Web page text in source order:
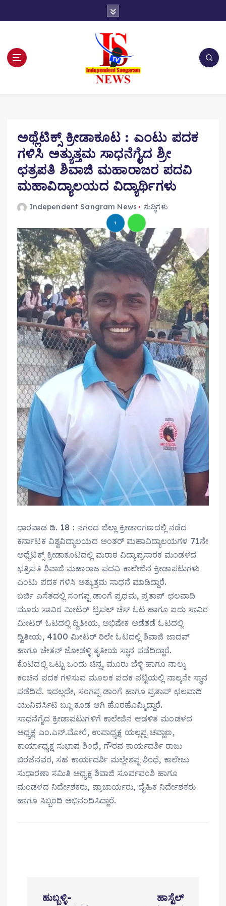
ಅಥ್ಲೆಟಿಕ್ಸ್ ಕ್ರೀಡಾಕೂಟ : ಎಂಟು ಪದಕ
ಗಳಿಸಿ ಅತ್ಯುತ್ತಮ ಸಾಧನೆಗೈದ ಶ್ರೀ
ಛತ್ರಪತಿ ಶಿವಾಜಿ ಮಹಾರಾಜರ ಪದವಿ
ಮಹಾವಿದ್ಯಾಲಯದ ವಿದ್ಯಾರ್ಥಿಗಳು
Independent Sangram News ಸುದ್ಧಿಗಳು
ಧಾರವಾಡ ಡಿ. 18 : ನಗರದ ಜಿಲ್ಲಾ ಕ್ರೀಡಾಂಗಣದಲ್ಲಿ ನಡೆದ
ಕರ್ನಾಟಕ ವಿಶ್ವವಿದ್ಯಾಲಯದ ಅಂತರ್ ಮಹಾವಿದ್ಯಾಲಯಗಳ 71ನೇ
ಅಥ್ಲೆಟಿಕ್ಸ್ ಕ್ರೀಡಾಕೂಟದಲ್ಲಿ ಮರಾಠ ವಿದ್ಯಾಪ್ರಸಾರಕ ಮಂಡಳದ
ಛತ್ರಿಪತಿ ಶಿವಾಜಿ ಮಹಾರಾಜ ಪದವಿ ಕಾಲೇಜಿನ‌ ಕ್ರೀಡಾಪಟುಗಳು
ಎಂಟು ಪದಕ ಗಳಿಸಿ ಅತ್ಯುತ್ತಮ ಸಾಧನೆ ಮಾಡಿದ್ದಾರೆ.
ಬರ್ಚಿ ಎಸೆತದಲ್ಲಿ ಸಂಗಪ್ಪ ಡಾಂಗೆ ಪ್ರಥಮ, ಪ್ರತಾಪ್ ಛಲವಾದಿ
ಮೂರು ಸಾವಿರ ಮೀಟರ್ ಟ್ರಪಲ್ ಚೆಸ್ ಓಟ ಹಾಗೂ ಐದು ಸಾವಿರ
ಮೀಟರ್ ಓಟದಲ್ಲಿ ದ್ವಿತೀಯ, ಅಭಿಷೇಕ ಅಡೆತಡೆ ಓಟದಲ್ಲಿ
ದ್ವಿತೀಯ, 4100 ಮೀಟರ್ ರಿಲೇ ಓಟದಲ್ಲಿ ಶಿವಾಜಿ ಜಾದವ್
ಹಾಗೂ ಚೇತನ್ ಜೋಡಳ್ಳಿ ತೃತೀಯ ಸ್ಥಾನ ಪಡೆದಿದ್ದಾರೆ.
ಕೊಟದಲ್ಲಿ ಒಟ್ಟು ಒಂದು ಚಿನ್ನ, ಮೂರು ಬೆಳ್ಳಿ ಹಾಗೂ ನಾಲ್ಕು
ಕಂಚಿನ ಪದಕ ಗಳಿಸುವ ಮೂಲಕ ಪದಕ ಪಟ್ಟಿಯಲ್ಲಿ ನಾಲ್ಕನೇ ಸ್ಥಾನ
ಪಡೆದಿದೆ. ಇದಲ್ಲದೇ, ಸಂಗಪ್ಪ ಡಾಂಗೆ ಹಾಗೂ ಪ್ರತಾಪ್ ಛಲವಾದಿ
ಯುನಿವರ್ಸಿಟಿ ಬ್ಲೂ ಕೂಡ ಆಗಿ ಹೊರಹೊಮ್ಮಿದ್ದಾರೆ.
ಸಾಧನೆಗೈದ ಕ್ರೀಡಾಪಟುಗಳಿಗೆ ಕಾಲೇಜಿನ ಆಡಳಿತ ಮಂಡಳದ
ಅಧ್ಯಕ್ಷ ಎಂ.ಎನ್.ಮೋರೆ, ಉಪಾಧ್ಯಕ್ಷ ಯಲ್ಲಪ್ಪ ಚವ್ಹಾಣ,
ಕಾರ್ಯಾಧ್ಯಕ್ಷ ಸುಭಾಷ ಶಿಂಧೆ, ಗೌರವ ಕಾರ್ಯದರ್ಶಿ ರಾಜು
ಬಿರಜೆನವರ, ಸಹ ಕಾರ್ಯದರ್ಶಿ ಮಲ್ಲೇಶಪ್ಪ ಶಿಂಧೆ, ಕಾಲೇಜು
ಸುಧಾರಣಾ ಸಮಿತಿ ಅಧ್ಯಕ್ಷ ಶಿವಾಜಿ ಸೂರ್ವವಂಶಿ ಹಾಗೂ
ಮಂಡಳದ ನಿರ್ದೇಶಕರು, ಪ್ರಾಚಾರ್ಯರು, ದೈಹಿಕ‌ ನಿರ್ದೇಶಕರು
ಹಾಗೂ ಸಿಬ್ಬಂದಿ ಅಭಿನಂದಿಸಿದ್ದಾರೆ.
ಹುಬ್ಬಳ್ಳಿ-
ಹಾಸ್ಟೆಲ್